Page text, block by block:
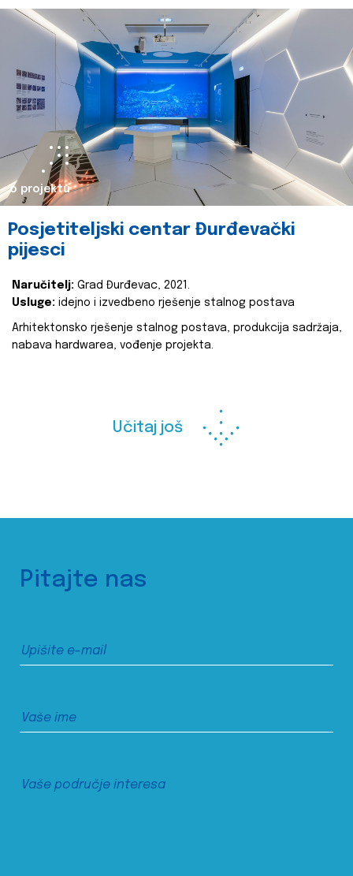
o projektu
Posjetiteljski centar Đurđevački
pijesci
Naručitelj: Grad Đurđevac, 2021.
Usluge: idejno i izvedbeno rješenje stalnog postava
Arhitektonsko rješenje stalnog postava, produkcija sadržaja,
nabava hardwarea, vođenje projekta.
Učitaj još
Pitajte nas